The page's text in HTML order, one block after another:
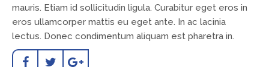
mauris. Etiam id sollicitudin ligula. Curabitur eget eros in
eros ullamcorper mattis eu eget ante. In ac lacinia
lectus. Donec condimentum aliquam est pharetra in.